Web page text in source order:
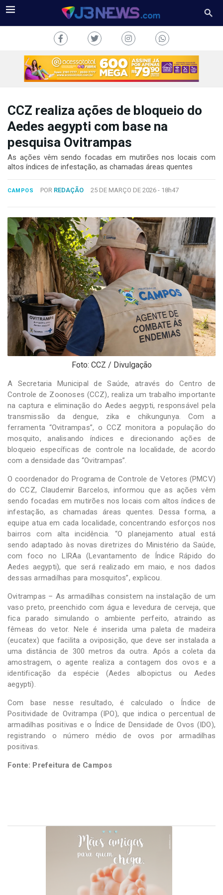
TV
COLUNAS
FALE
CONOSCO
Copyright
2024
Desenvolvido
por
Hesea
Tecnologia
Sistemas
CCZ realiza ações de bloqueio do
Aedes aegypti com base na
pesquisa Ovitrampas
As ações vêm sendo focadas em mutirões nos locais com
altos índices de infestação, as chamadas áreas quentes
CAMPOS POR REDAÇÃO 25 DE MARÇO DE 2026 - 18h47
Foto: CCZ / Divulgação
A Secretaria Municipal de Saúde, através do Centro de
Controle de Zoonoses (CCZ), realiza um trabalho importante
na captura e eliminação do Aedes aegypti, responsável pela
transmissão da dengue, zika e chikungunya. Com a
ferramenta “Ovitrampas”, o CCZ monitora a população do
mosquito, analisando índices e direcionando ações de
bloqueio específicas de controle na localidade, de acordo
com a densidade das “Ovitrampas”.
O coordenador do Programa de Controle de Vetores (PMCV)
do CCZ, Claudemir Barcelos, informou que as ações vêm
sendo focadas em mutirões nos locais com altos índices de
infestação, as chamadas áreas quentes. Dessa forma, a
equipe atua em cada localidade, concentrando esforços nos
bairros com alta incidência. “O planejamento atual está
sendo adaptado às novas diretrizes do Ministério da Saúde,
com foco no LIRAa (Levantamento de Índice Rápido do
Aedes aegypti), que será realizado em maio, e nos dados
dessas armadilhas para mosquitos”, explicou.
Ovitrampas – As armadilhas consistem na instalação de um
vaso preto, preenchido com água e levedura de cerveja, que
fica parado simulando o ambiente perfeito, atraindo as
fêmeas do vetor. Nele é inserida uma paleta de madeira
(eucatex) que facilita a oviposição, que deve ser instalada a
uma distância de 300 metros da outra. Após a coleta da
amostragem, o agente realiza a contagem dos ovos e a
identificação da espécie (Aedes albopictus ou Aedes
aegypti).
Com base nesse resultado, é calculado o Índice de
Positividade de Ovitrampa (IPO), que indica o percentual de
armadilhas positivas e o Índice de Densidade de Ovos (IDO),
registrando o número médio de ovos por armadilhas
positivas.
Fonte: Prefeitura de Campos